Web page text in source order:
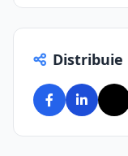
Distribuie